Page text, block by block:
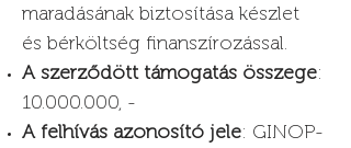
maradásának biztosítása készlet
és bérköltség finanszírozással.
A szerződött támogatás összege:
10.000.000, -
A felhívás azonosító jele: GINOP-